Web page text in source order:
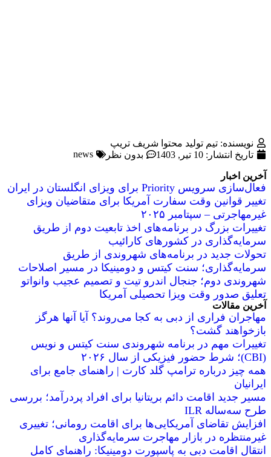
نویسنده: تیم تولید محتوا شریف تریپ
تاریخ انتشار: 10 تیر, 1403 بدون نظر news
آخرین اخبار
فعال‌سازی سرویس Priority برای ویزای انگلستان در ایران
تغییر قوانین وقت سفارت آمریکا برای متقاضیان ویزای
غیرمهاجرتی – سپتامبر ۲۰۲۵
تغییرات بزرگ در برنامه‌های اخذ تابعیت دوم از طریق
سرمایه‌گذاری در کشورهای کارائیب
تحولات جدید در برنامه‌های شهروندی از طریق
سرمایه‌گذاری؛ سنت کیتس و دومینیکا در مسیر اصلاحات
شهروندی دوم؛ جنجال اندرو تیت و تصمیم عجیب وانواتو
تعلیق صدور وقت ویزا تحصیلی آمریکا
آخرین مقالات
مهاجران فراری از دبی به کجا می‌روند؟ آیا آنها هرگز
بازخواهند گشت؟
تغییرات مهم در برنامه شهروندی سنت کیتس و نویس
(CBI)؛ شرط حضور فیزیکی از سال ۲۰۲۶
همه چیز درباره ترامپ گلد کارت | راهنمای جامع برای
ایرانیان
مسیر جدید اقامت دائم بریتانیا برای افراد پردرآمد؛ بررسی
طرح سه‌ساله ILR
افزایش تقاضای آمریکایی‌ها برای اقامت رومانی؛ تغییری
غیرمنتظره در بازار مهاجرت سرمایه‌گذاری
انتقال اقامت دبی به پاسپورت دومینیکا: راهنمای کامل